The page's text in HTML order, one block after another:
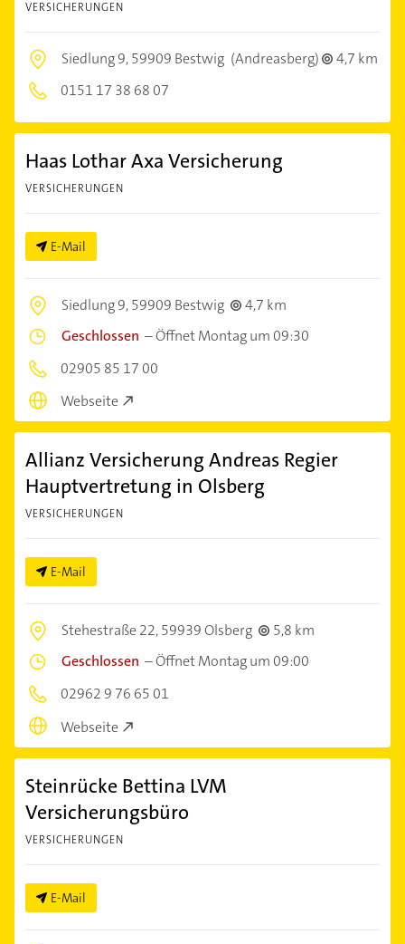
VERSICHERUNGEN
Siedlung 9,59909 Bestwig (Andreasberg)
4,7 km
0151 17 38 68 07
Haas Lothar Axa Versicherung
VERSICHERUNGEN
E-Mail
Siedlung 9,59909 Bestwig
4,7 km
Geschlossen –Öffnet Montag um 09:30
02905 85 17 00
Webseite
Allianz Versicherung Andreas Regier
Hauptvertretung in Olsberg
VERSICHERUNGEN
E-Mail
Stehestraße 22,59939 Olsberg
5,8 km
Geschlossen –Öffnet Montag um 09:00
02962 9 76 65 01
Webseite
Steinrücke Bettina LVM
Versicherungsbüro
VERSICHERUNGEN
E-Mail